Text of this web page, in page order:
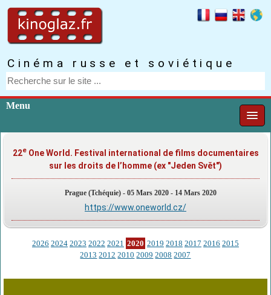
Cinéma russe et soviétique
Menu
22eOne World. Festival international de films documentaires
sur les droits de l’homme (ex "Jeden Svět")
Prague (Tchéquie) - 05 Mars 2020 - 14 Mars 2020
https://www.oneworld.cz/
2026 2024 2023 2022 2021 2020 2019 2018 2017 2016 2015
2013 2012 2010 2009 2008 2007